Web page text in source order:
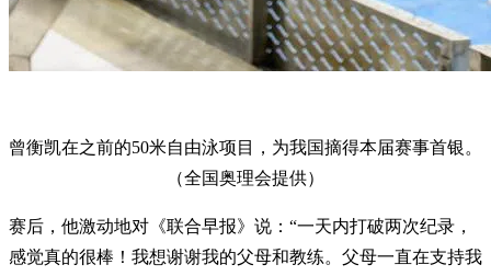
曾衡凯在之前的50米自由泳项目，为我国摘得本届赛事首银。
（全国奥理会提供）
赛后，他激动地对《联合早报》说：“一天内打破两次纪录，
感觉真的很棒！我想谢谢我的父母和教练。父母一直在支持我